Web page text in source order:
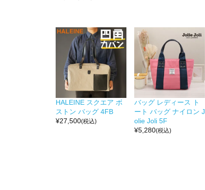
HALEINE スクエア ボ
ストン バッグ 4FB
¥27,500(税込)
バッグ レディース ト
ート バッグ ナイロン J
olie Joli 5F
¥5,280(税込)